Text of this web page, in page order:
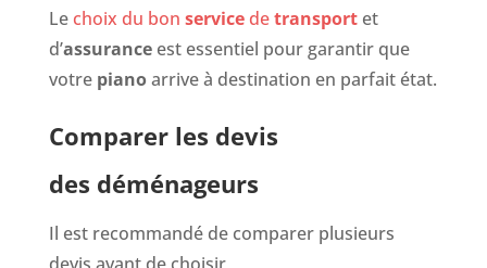
Le choix du bon servicedetransportet
d’assuranceest essentiel pour garantir que
votre pianoarrive à destination en parfait état.
Comparer les devis
des déménageurs
Il est recommandé de comparer plusieurs